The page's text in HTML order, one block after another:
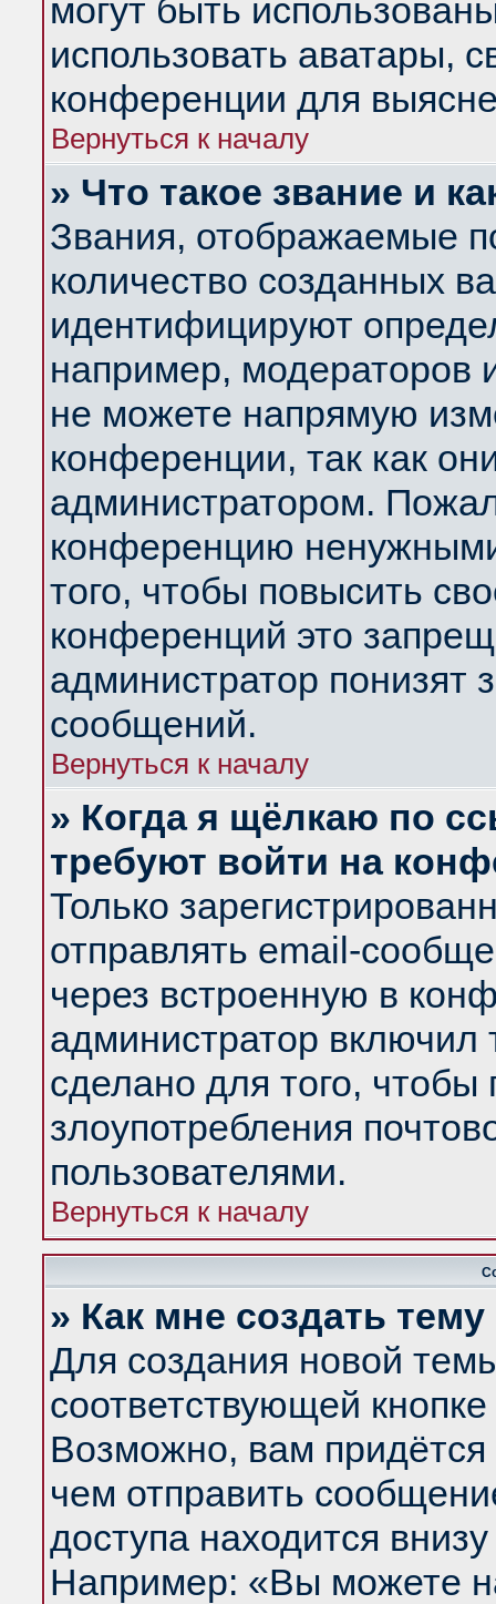
могут быть
использовать аватары,
конференции для
Вернуться к началу
» Что такое звание и
Звания, отображаемые
количество созданных
идентифицируют
например, модераторов
не можете напрямую
конференции, так как
администратором.
конференцию
того, чтобы повысить
конференций это
администратор понизят
сообщений.
Вернуться к началу
» Когда я щёлкаю по
требуют войти на
Только
отправлять email-
через встроенную в
администратор
сделано для того, чтобы
злоупотребления
пользователями.
Вернуться к началу
» Как мне создать
Для создания новой
соответствующей
Возможно, вам придётся
чем отправить
доступа находится
Например: «Вы можете